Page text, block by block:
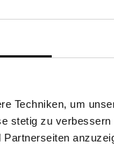
Techniken, um
stetig zu
Handel GmbH |